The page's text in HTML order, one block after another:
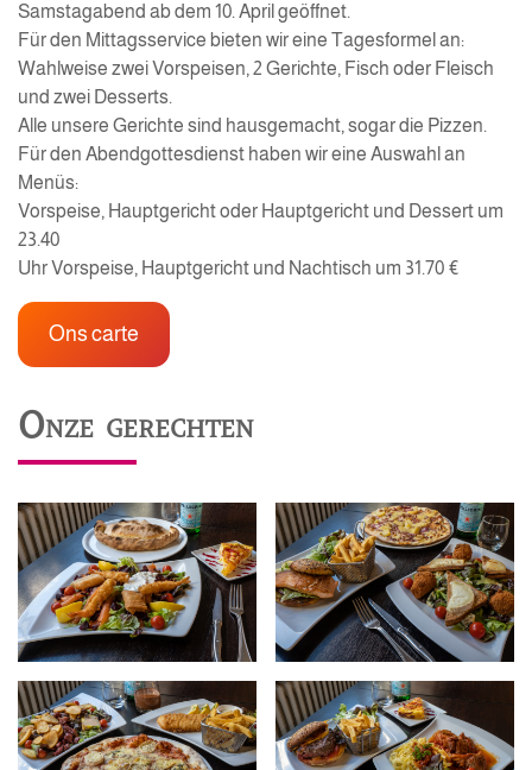
Samstagabend ab dem 10. April geöffnet.
Für den Mittagsservice bieten wir eine Tagesformel an:
Wahlweise zwei Vorspeisen, 2 Gerichte, Fisch oder Fleisch
und zwei Desserts.
Alle unsere Gerichte sind hausgemacht, sogar die Pizzen.
Für den Abendgottesdienst haben wir eine Auswahl an
Menüs:
Vorspeise, Hauptgericht oder Hauptgericht und Dessert um
23.40
Uhr Vorspeise, Hauptgericht und Nachtisch um 31.70 €
Ons carte
Onze gerechten